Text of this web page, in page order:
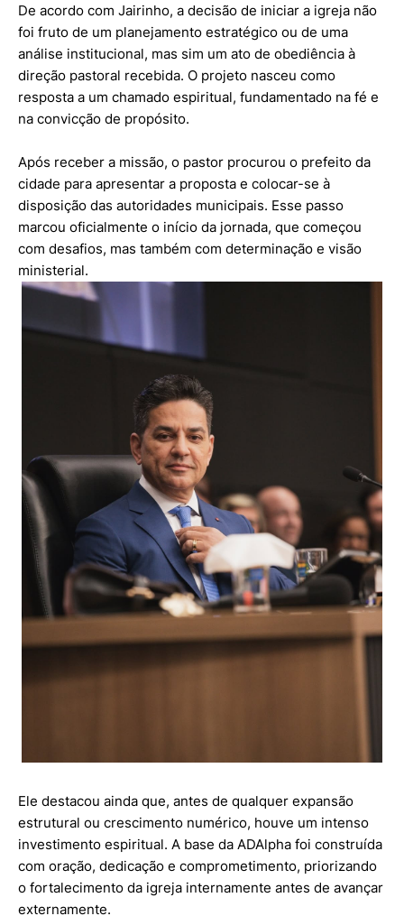
De acordo com Jairinho, a decisão de iniciar a igreja não
foi fruto de um planejamento estratégico ou de uma
análise institucional, mas sim um ato de obediência à
direção pastoral recebida. O projeto nasceu como
resposta a um chamado espiritual, fundamentado na fé e
na convicção de propósito.
Após receber a missão, o pastor procurou o prefeito da
cidade para apresentar a proposta e colocar-se à
disposição das autoridades municipais. Esse passo
marcou oficialmente o início da jornada, que começou
com desafios, mas também com determinação e visão
ministerial.
Ele destacou ainda que, antes de qualquer expansão
estrutural ou crescimento numérico, houve um intenso
investimento espiritual. A base da ADAlpha foi construída
com oração, dedicação e comprometimento, priorizando
o fortalecimento da igreja internamente antes de avançar
externamente.